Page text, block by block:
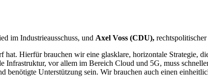
im Industrieausschuss, und Axel Voss (CDU),
Hierfür brauchen wir eine glasklare, horizontale Strategie,
vor allem im Bereich Cloud und 5G, muss
Unterstützung sein. Wir brauchen auch einen